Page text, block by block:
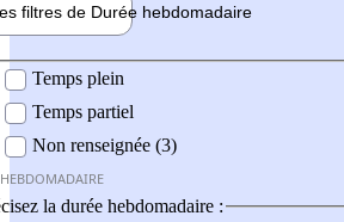
filtres de Durée hebdomadaire
Temps plein
Temps partiel
Non renseignée (3)
la durée hebdomadaire :